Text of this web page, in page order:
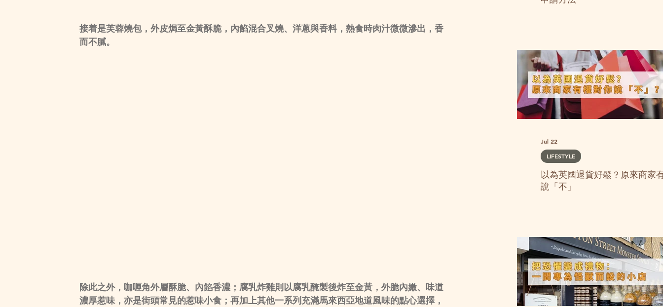
接着是芙蓉燒包，外皮焗至金黃酥脆，內餡混合叉燒、洋蔥與香料，熱食時肉汁微微滲出，香
而不膩。
除此之外，咖喱角外層酥脆、內餡香濃；腐乳炸雞則以腐乳醃製後炸至金黃，外脆內嫩、味道
濃厚惹味，亦是街頭常見的惹味小食；再加上其他一系列充滿馬來西亞地道風味的點心選擇，
以為英國退貨好鬆？原來商家
說「不」
LIFESTYLE
Jul 22